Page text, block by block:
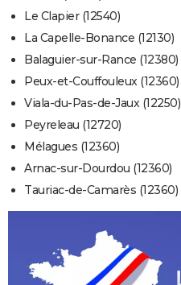
Le Clapier (12540)
La Capelle-Bonance (12130)
Balaguier-sur-Rance (12380)
Peux-et-Couffouleux (12360)
Viala-du-Pas-de-Jaux (12250)
Peyreleau (12720)
Mélagues (12360)
Arnac-sur-Dourdou (12360)
Tauriac-de-Camarès (12360)